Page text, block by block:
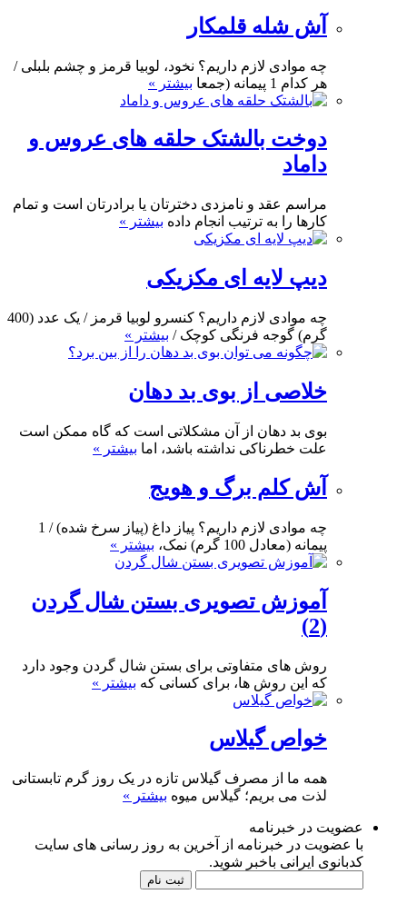
آش شله قلمکار
چه موادی لازم داریم؟ نخود، لوبیا قرمز و چشم بلبلی /
هر کدام 1 پیمانه (جمعا
بیشتر »
دوخت بالشتک حلقه های عروس و
داماد
مراسم عقد و نامزدی دخترتان یا برادرتان است و تمام
کارها را به ترتیب انجام داده بیشتر »
دیپ لایه ای مکزیکی
چه موادی لازم داریم؟ کنسرو لوبیا قرمز / یک عدد (400
گرم) گوجه فرنگی کوچک / بیشتر »
خلاصی از بوی بد دهان
بوی بد دهان از آن مشکلاتی است که گاه ممکن است
علت خطرناکی نداشته باشد، اما بیشتر »
آش کلم برگ و هویج
چه موادی لازم داریم؟ پیاز داغ (پیاز سرخ شده) / 1
پیمانه (معادل 100 گرم) نمک،
بیشتر »
آموزش تصویری بستن شال گردن
(2)
روش های متفاوتی برای بستن شال گردن وجود دارد
که این روش ها، برای کسانی که بیشتر »
خواص گیلاس
همه ما از مصرف گیلاس تازه در یک روز گرم تابستانی
لذت می‏ بریم؛ گیلاس میوه بیشتر »
عضویت در خبرنامه
با عضویت در خبرنامه از آخرین به روز رسانی های سایت
کدبانوی ایرانی باخبر شوید.